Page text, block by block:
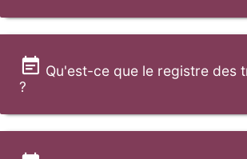
Qu'est-ce que le registre des
?